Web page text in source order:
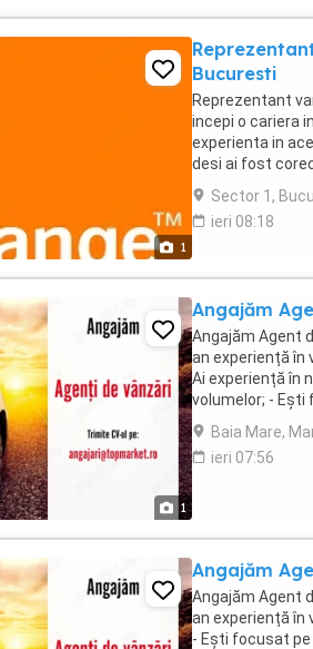
1
Bucuresti
Reprezentant
incepi o cariera
experienta in
desi ai fost
echipa noastra!
Sector 1,
ieri 08:18
1
Angajăm
Angajăm Agent
an experiență în
Ai experiență în
volumelor; - Ești
încasări; - ...
Baia Mare,
ieri 07:56
Angajăm
Angajăm Agent
an experiență în
- Ești focusat pe